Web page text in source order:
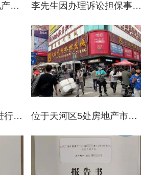
增城区300㎡住宅房地产市场价值评估_住宅过户资产评估_广州业勤资产评估 李先生因办理诉讼担保事宜涉及位于广州市天河区一处住宅房地产市场价值评估
广州置业有限公司拟进行清算关闭所涉及的全部资产和负债项目资产评估报告 位于天河区5处房地产市场价值评估案例